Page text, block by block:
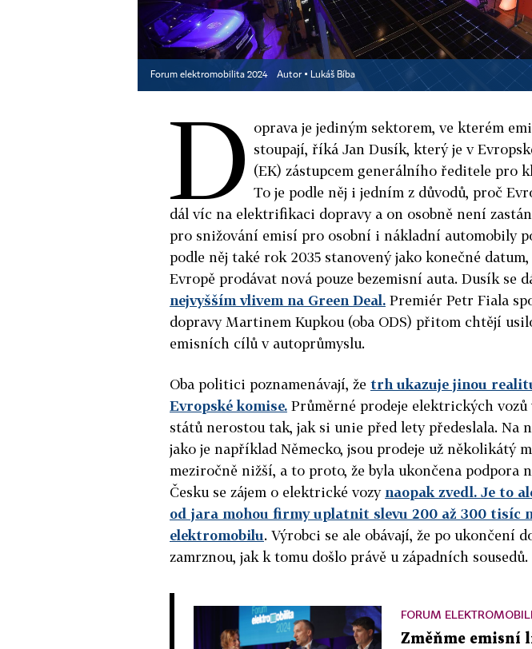
Forum elektromobilita 2024 Autor ▪ Lukáš Bíba
D oprava je jediným sektorem, ve kterém
stoupají, říká Jan Dusík, který je v
(EK) zástupcem generálního ředitele pro
To je podle něj i jedním z důvodů, proč
dál víc na elektrifikaci dopravy a on osobně není
pro snižování emisí pro osobní i nákladní automobily
podle něj také rok 2035 stanovený jako konečné
Evropě prodávat nová pouze bezemisní auta. Dusík se
nejvyšším vlivem na Green Deal. Premiér Petr Fiala
dopravy Martinem Kupkou (oba ODS) přitom chtějí
emisních cílů v autoprůmyslu.
Oba politici poznamenávají, že trh ukazuje jinou
Evropské komise. Průměrné prodeje elektrických vozů
států nerostou tak, jak si unie před lety předeslala. Na
jako je například Německo, jsou prodeje už několikátý
meziročně nižší, a to proto, že byla ukončena podpora
Česku se zájem o elektrické vozy naopak zvedl. Je to
od jara mohou firmy uplatnit slevu 200 až 300 tisíc
elektromobilu. Výrobci se ale obávají, že po ukončení
zamrznou, jak k tomu došlo právě u západních sousedů.
FORUM
Změňme emisní